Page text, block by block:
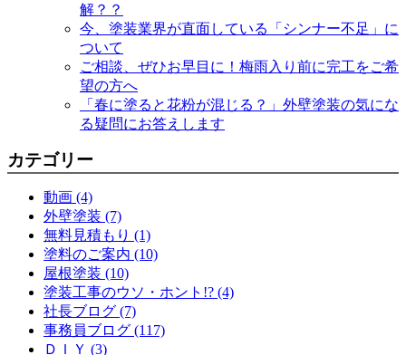
解？？
今、塗装業界が直面している「シンナー不足」に
ついて
ご相談、ぜひお早目に！梅雨入り前に完工をご希
望の方へ
「春に塗ると花粉が混じる？」外壁塗装の気にな
る疑問にお答えします
カテゴリー
動画 (4)
外壁塗装 (7)
無料見積もり (1)
塗料のご案内 (10)
屋根塗装 (10)
塗装工事のウソ・ホント!? (4)
社長ブログ (7)
事務員ブログ (117)
ＤＩＹ (3)